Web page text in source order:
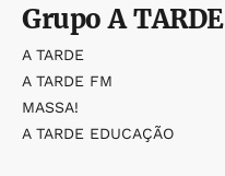
GrupoA TARDE
A TARDE
A TARDE FM
MASSA!
A TARDE EDUCAÇÃO